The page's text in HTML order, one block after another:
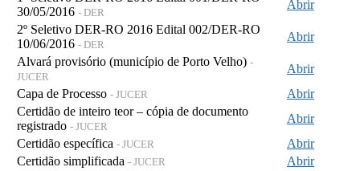
30/05/2016 - DER
Abrir
2º Seletivo DER-RO 2016 Edital 002/DER-RO
10/06/2016 - DER
Abrir
Alvará provisório (município de Porto Velho) -
JUCER
Abrir
Capa de Processo - JUCER
Abrir
Certidão de inteiro teor – cópia de documento
registrado - JUCER
Abrir
Certidão específica - JUCER
Abrir
Certidão simplificada - JUCER
Abrir